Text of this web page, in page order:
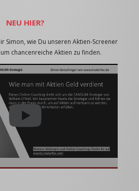
NEU HIER?
Simon, wie Du unseren Aktien-Screener
chancenreiche Aktien zu finden.